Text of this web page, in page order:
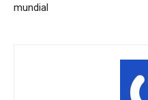
mundial